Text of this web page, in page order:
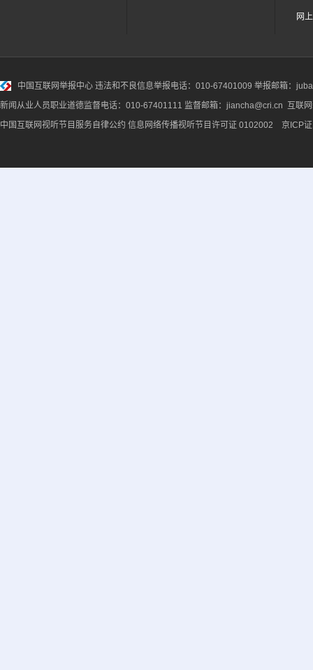
网
中国互联网举报中心 违法和不良信息举报电话：010-67401009 举报邮箱：
新闻从业人员职业道德监督电话：010-67401111 监督邮箱：jiancha@cri.cn 互联
中国互联网视听节目服务自律公约 信息网络传播视听节目许可证 0102002 京ICP